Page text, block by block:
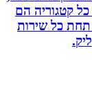
הם
שירות